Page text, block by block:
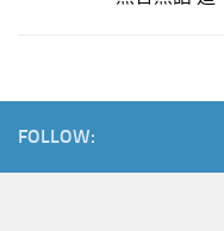
FOLLOW: